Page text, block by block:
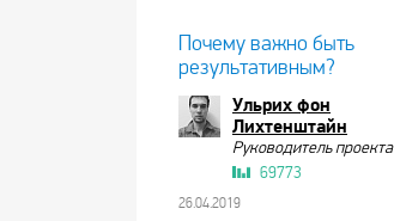
Почему важно быть
результативным?
Ульрих фон
Лихтенштайн
Руководитель проекта
69773
26.04.2019